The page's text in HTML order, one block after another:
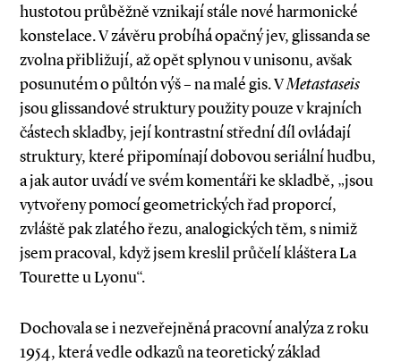
hustotou průběžně vznikají stále nové harmonické
konstelace. V závěru probíhá opačný jev, glissanda se
zvolna přibližují, až opět splynou v unisonu, avšak
posunutém o půltón výš – na malé gis. VMetastaseis
jsou glissandové struktury použity pouze v krajních
částech skladby, její kontrastní střední díl ovládají
struktury, které připomínají dobovou seriální hudbu,
a jak autor uvádí ve svém komentáři ke skladbě, „jsou
vytvořeny pomocí geometrických řad proporcí,
zvláště pak zlatého řezu, analogických těm, s nimiž
jsem pracoval, když jsem kreslil průčelí kláštera La
Tourette u Lyonu“.
Dochovala se i nezveřejněná pracovní analýza z roku
1954, která vedle odkazů na teoretický základ